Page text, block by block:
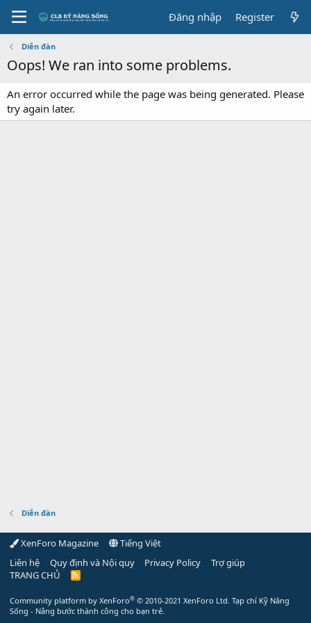
Đăng nhập Register
Diễn đàn
Oops! We ran into some problems.
An error occurred while the page was being generated. Please
try again later.
Diễn đàn
XenForo Magazine
Tiếng Việt
Liên hệ
Quy định và Nội quy Privacy Policy
Trợ giúp
TRANG CHỦ
R
Community platform by XenForo® © 2010-2021 XenForo Ltd. Tạp chí Kỹ Năng
Sống - Nâng bước thành công cho bạn trẻ.